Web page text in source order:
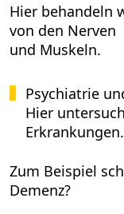
Hier behandeln
von den Nerven
und Muskeln.
Psychiatrie
Hier
Erkrankungen.
Zum Beispiel
Demenz?